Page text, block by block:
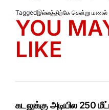
Taggedஇல்லத்திற்கே சென்று மணல்
YOU
LIKE
கடலுக்கு அடியில 250